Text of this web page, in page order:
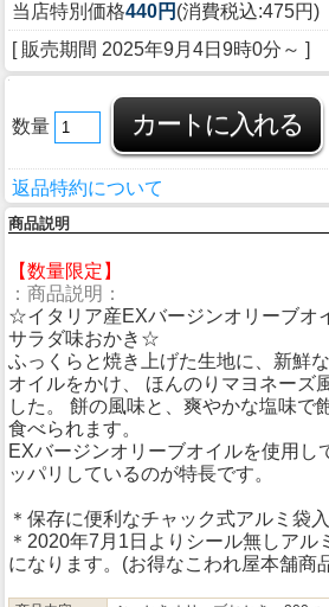
当店特別価格440円 (消費税込:475円)
[ 販売期間 2025年9月4日9時0分 ～ ]
数量
返品特約について
商品説明
【数量限定】
：商品説明：
☆イタリア産EXバージンオリーブオ
サラダ味おかき☆
ふっくらと焼き上げた生地に、新鮮
オイルをかけ、 ほんのりマヨネーズ
した。 餅の風味と、爽やかな塩味で
食べられます。
EXバージンオリーブオイルを使用し
ッパリしているのが特長です。
＊保存に便利なチャック式アルミ袋入
＊2020年7月1日よりシール無しアル
になります。(お得なこわれ屋本舗商